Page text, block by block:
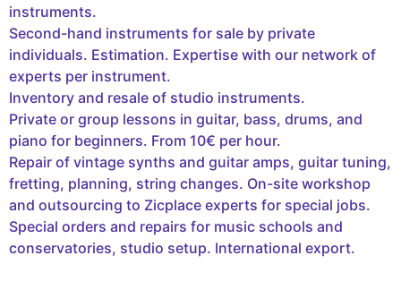
instruments.
Second-hand instruments for sale by private
individuals. Estimation. Expertise with our network of
experts per instrument.
Inventory and resale of studio instruments.
Private or group lessons in guitar, bass, drums, and
piano for beginners. From 10€ per hour.
Repair of vintage synths and guitar amps, guitar tuning,
fretting, planning, string changes. On-site workshop
and outsourcing to Zicplace experts for special jobs.
Special orders and repairs for music schools and
conservatories, studio setup. International export.